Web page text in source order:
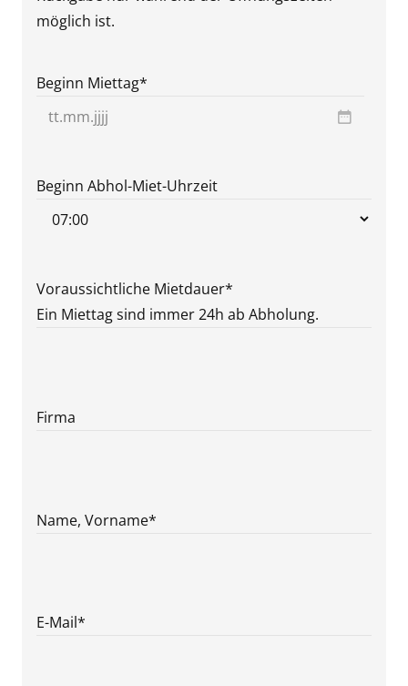
möglich ist.
Beginn Miettag*
TT
MM
Beginn Abhol-Miet-Uhrzeit
Voraussichtliche Mietdauer*
Ein Miettag sind immer 24h ab Abholung.
Firma
Name, Vorname*
E-Mail*